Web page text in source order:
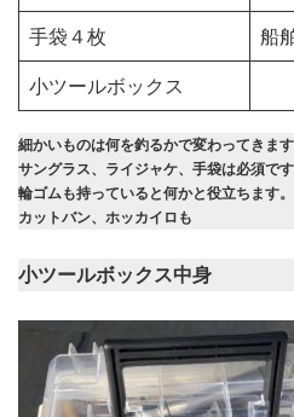
手袋４枚 船
小ツールボックス
細かいものは何を釣るかで変わってきま
サングラス、ライジャケ、手袋は必須です
輪ゴムも持っていると何かと役立ちます。
カットバン、ホッカイロも
小ツールボックス中身